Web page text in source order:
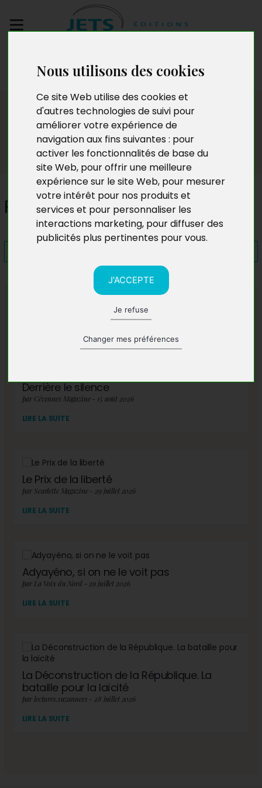
Nous utilisons des cookies
Ce site Web utilise des cookies et
d'autres technologies de suivi pour
améliorer votre expérience de
navigation aux fins suivantes : pour
activer les fonctionnalités de base du
site Web, pour offrir une meilleure
expérience sur le site Web, pour mesurer
votre intérêt pour nos produits et
services et pour personnaliser les
interactions marketing, pour diffuser des
publicités plus pertinentes pour vous.
J'ACCEPTE
Je refuse
Changer mes préférences
manuscrit
Presse
Philibert frôle la mort
A lire également
Derrière le silence
par Cévennes Magazine - 15 août 2026
LIRE LA SUITE
Le Prix de la liberté
par Scarlette Magazine - 29 juillet 2026
LIRE LA SUITE
Adyayéno, si on ne le voit pas
par La Voix du Nord - 29 juillet 2026
LIRE LA SUITE
La Déconstruction de la République. La
bataille pour la laïcité
par lectures.suzannees - 28 juillet 2026
LIRE LA SUITE